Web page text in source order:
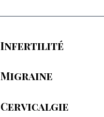
Infertilité
Migraine
Cervicalgie